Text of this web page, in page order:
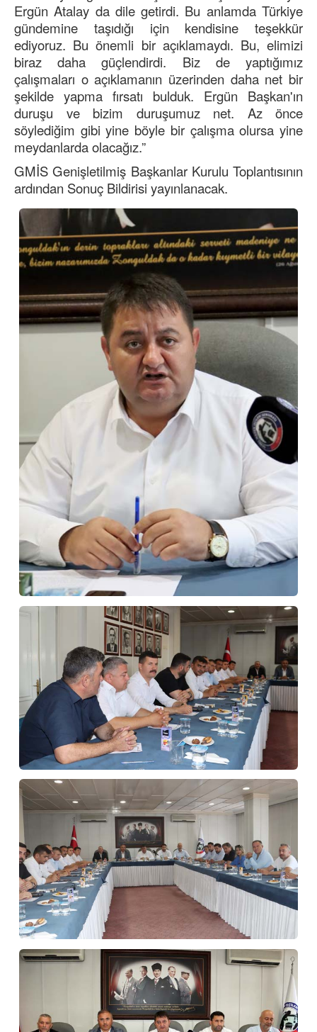
Ergün Atalay da dile getirdi. Bu anlamda Türkiye
gündemine taşıdığı için kendisine teşekkür
ediyoruz. Bu önemli bir açıklamaydı. Bu, elimizi
biraz daha güçlendirdi. Biz de yaptığımız
çalışmaları o açıklamanın üzerinden daha net bir
şekilde yapma fırsatı bulduk. Ergün Başkan'ın
duruşu ve bizim duruşumuz net. Az önce
söylediğim gibi yine böyle bir çalışma olursa yine
meydanlarda olacağız.”
GMİS Genişletilmiş Başkanlar Kurulu Toplantısının
ardından Sonuç Bildirisi yayınlanacak.